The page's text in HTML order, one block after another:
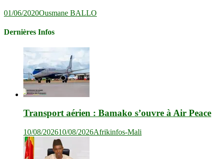
01/06/2020Ousmane BALLO
Dernières Infos
Transport aérien : Bamako s’ouvre à Air Peace
10/08/202610/08/2026Afrikinfos-Mali